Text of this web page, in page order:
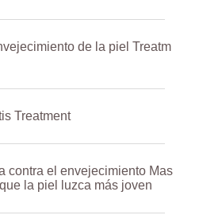
de la piel Treatm
Treatment
contra el envejecimiento Mas
la piel luzca más joven